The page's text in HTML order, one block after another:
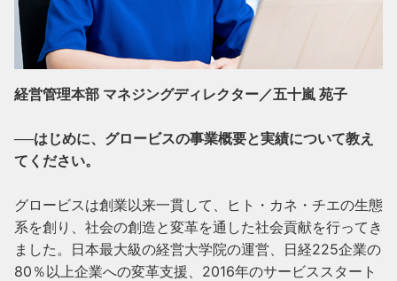
経営管理本部 マネジングディレクター／五十嵐 苑子
──はじめに、グロービスの事業概要と実績について教え
てください。
グロービスは創業以来一貫して、ヒト・カネ・チエの生態
系を創り、社会の創造と変革を通した社会貢献を行ってき
ました。日本最大級の経営大学院の運営、日経225企業の
80％以上企業への変革支援、2016年のサービススタート